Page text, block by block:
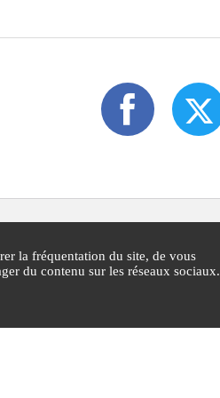
la fréquentation du site, de vous
du contenu sur les réseaux sociaux.